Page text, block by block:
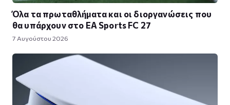
Όλα τα πρωταθλήματα και οι διοργανώσεις που
θα υπάρχουν στο EA Sports FC 27
7 Αυγούστου 2026